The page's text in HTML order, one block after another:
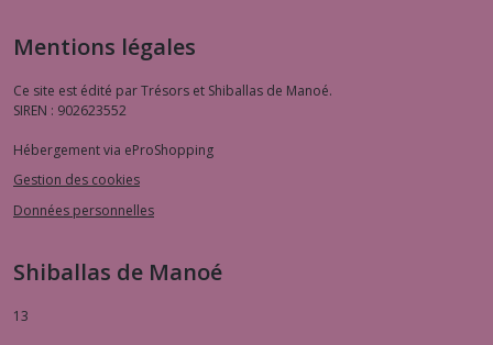
Afficher
résultats
Mentions légales
Ce site est édité par Trésors et Shiballas de Manoé.
SIREN : 902623552
Hébergement via eProShopping
Gestion des cookies
Données personnelles
Shiballas de Manoé
13